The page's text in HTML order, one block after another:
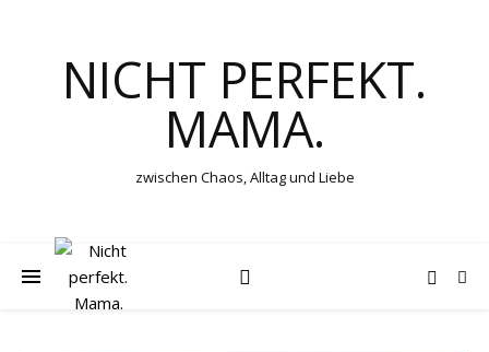
NICHT PERFEKT.
MAMA.
zwischen Chaos, Alltag und Liebe